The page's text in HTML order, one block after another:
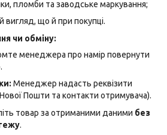
пломби та заводське маркування;
вигляд, що й при покупці.
чи обміну:
менеджера про намір повернути
Менеджер надасть реквізити
Пошти та контакти отримувача).
товар за отриманими даними без
.